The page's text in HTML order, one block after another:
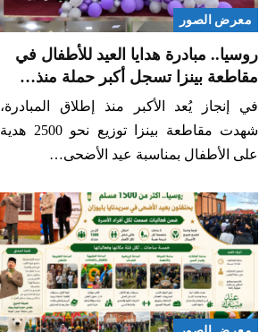
معرض الصور
روسيا.. مبادرة هدايا العيد للأطفال في
مقاطعة بينزا تسجل أكبر حملة منذ…
في إنجاز يُعد الأكبر منذ إطلاق المبادرة،
شهدت مقاطعة بينزا توزيع نحو 2500 هدية
على الأطفال بمناسبة عيد الأضحى…